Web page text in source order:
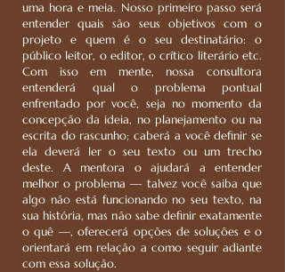
uma hora e meia. Nosso primeiro passo será
entender quais são seus objetivos com o
projeto e quem é o seu destinatário: o
público leitor, o editor, o crítico literário etc.
Com isso em mente, nossa consultora
entenderá qual o problema pontual
enfrentado por você, seja no momento da
concepção da ideia, no planejamento ou na
escrita do rascunho; caberá a você definir se
ela deverá ler o seu texto ou um trecho
deste. A mentora o ajudará a entender
melhor o problema — talvez você saiba que
algo não está funcionando no seu texto, na
sua história, mas não sabe definir exatamente
o quê —, oferecerá opções de soluções e o
orientará em relação a como seguir adiante
com essa solução.